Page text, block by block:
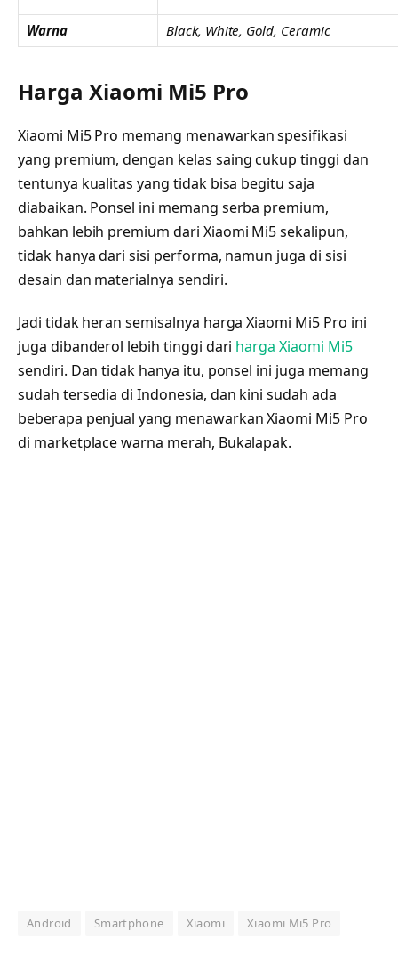
Warna Black, White, Gold, Ceramic
Harga Xiaomi Mi5 Pro
Xiaomi Mi5 Pro memang menawarkan spesifikasi
yang premium, dengan kelas saing cukup tinggi dan
tentunya kualitas yang tidak bisa begitu saja
diabaikan. Ponsel ini memang serba premium,
bahkan lebih premium dari Xiaomi Mi5 sekalipun,
tidak hanya dari sisi performa, namun juga di sisi
desain dan materialnya sendiri.
Jadi tidak heran semisalnya harga Xiaomi Mi5 Pro ini
juga dibanderol lebih tinggi dari harga Xiaomi Mi5
sendiri. Dan tidak hanya itu, ponsel ini juga memang
sudah tersedia di Indonesia, dan kini sudah ada
beberapa penjual yang menawarkan Xiaomi Mi5 Pro
di marketplace warna merah, Bukalapak.
Android Smartphone Xiaomi Xiaomi Mi5 Pro